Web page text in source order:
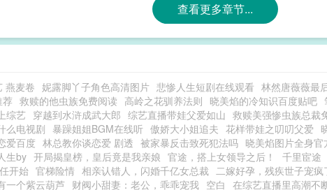
查看更多章节...
燕麦卷 妮露脚丫子角色高清图片 悲惨人生短剧在线观看 林然唐薇薇最
救赎的他虫族免费阅读 高岭之花驯养法则 晓美焰的冷知识百度贴吧
综艺 穿越到水浒成武大郎 综艺直播带娃父爱如山 救赎美强惨虫族总裁
么电视剧 暴躁姐姐BGM在线听 傲娇大小姐追夫 花样带娃之叨叨父爱
爱百度 林总教你谈恋爱 剧透 被家暴反击致死犯法吗 晓美焰图片全身官
生by 开局揭皇榜，皇后竟是我亲娘 官途，搭上女领导之后！ 千里宦途
开始 官梯险情 相亲认错人，闪婚千亿女总裁 二嫁好孕，残疾世子宠疯
一个紫云葫芦 财阀小甜妻：老公，乖乖宠我 空白 在综艺直播里高潮不